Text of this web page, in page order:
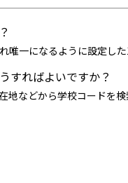
唯一になるように設定し
すればよいですか？
地などから学校コードを